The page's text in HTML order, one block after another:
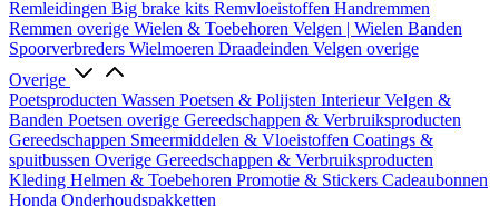
Remleidingen Big brake kits Remvloeistoffen Handremmen
Remmen overige Wielen & Toebehoren Velgen | Wielen Banden
Spoorverbreders Wielmoeren Draadeinden Velgen overige
Overige
Poetsproducten Wassen Poetsen & Polijsten InterieurVelgen &
Banden Poetsen overige Gereedschappen & Verbruiksproducten
Gereedschappen Smeermiddelen & Vloeistoffen Coatings &
spuitbussen Overige Gereedschappen & Verbruiksproducten
Kleding Helmen & Toebehoren Promotie & Stickers Cadeaubonnen
Honda Onderhoudspakketten